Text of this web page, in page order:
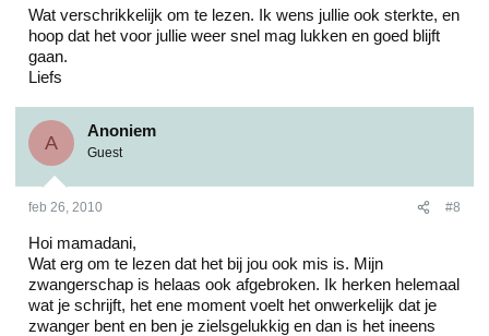
Wat verschrikkelijk om te lezen. Ik wens jullie ook sterkte, en
hoop dat het voor jullie weer snel mag lukken en goed blijft
gaan.
Liefs
A
Anoniem
Guest
feb 26, 2010 #8
Hoi mamadani,
Wat erg om te lezen dat het bij jou ook mis is. Mijn
zwangerschap is helaas ook afgebroken. Ik herken helemaal
wat je schrijft, het ene moment voelt het onwerkelijk dat je
zwanger bent en ben je zielsgelukkig en dan is het ineens